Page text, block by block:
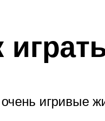
игривые